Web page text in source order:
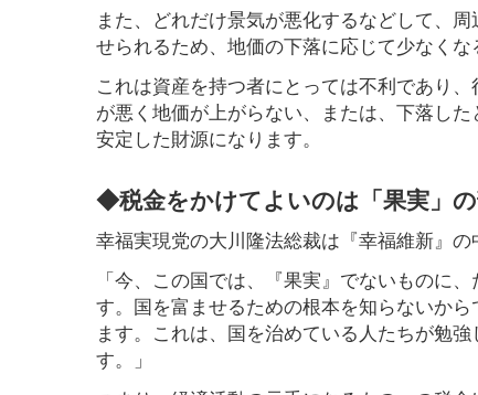
また、どれだけ景気が悪化するなどして、
せられるため、地価の下落に応じて少なくな
これは資産を持つ者にとっては不利であり
が悪く地価が上がらない、または、下落し
安定した財源になります。
◆税金をかけてよいのは「果実」
幸福実現党の大川隆法総裁は『幸福維新』の
「今、この国では、『果実』でないものに
す。国を富ませるための根本を知らないか
ます。これは、国を治めている人たちが勉
す。」